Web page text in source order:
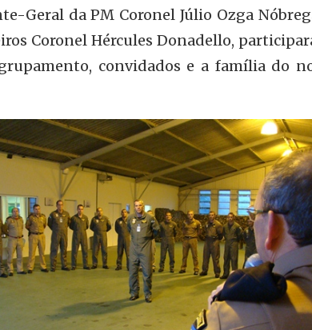
Geral da PM Coronel Júlio Ozga
Coronel Hércules Donadello,
convidados e a família do